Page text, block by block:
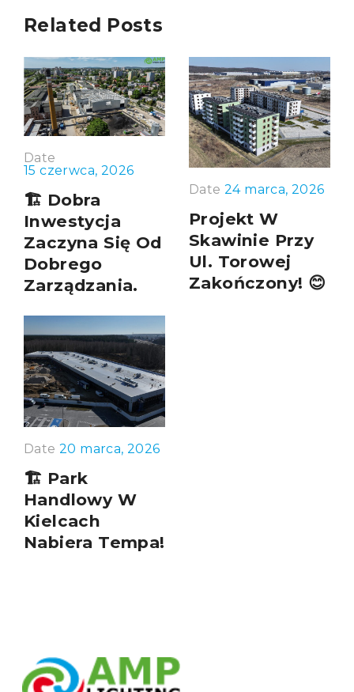
Related Posts
Date
15 czerwca, 2026
🏗️ Dobra
Inwestycja
Zaczyna Się Od
Dobrego
Zarządzania.
Date 24 marca, 2026
Projekt W
Skawinie Przy
Ul. Torowej
Zakończony! 😊
Date 20 marca, 2026
🏗️ Park
Handlowy W
Kielcach
Nabiera Tempa!